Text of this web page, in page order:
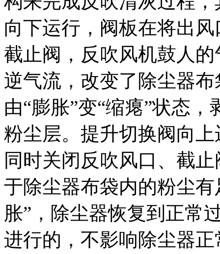
向下运行，阀板在将出
截止阀，反吹风机鼓人
逆气流，改变了除尘器
由“膨胀”变“缩瘪”状态
粉尘层。提升切换阀向
同时关闭反吹风口、截
于除尘器布袋内的粉尘
胀”，除尘器恢复到正常
进行的，不影响除尘器